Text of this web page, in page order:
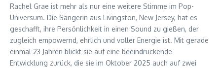
Rachel Grae ist mehr als nur eine weitere Stimme im Pop-
Universum. Die Sängerin aus Livingston, New Jersey, hat es
geschafft, ihre Persönlichkeit in einen Sound zu gießen, der
zugleich empowernd, ehrlich und voller Energie ist. Mit gerade
einmal 23 Jahren blickt sie auf eine beeindruckende
Entwicklung zurück, die sie im Oktober 2025 auch auf zwei